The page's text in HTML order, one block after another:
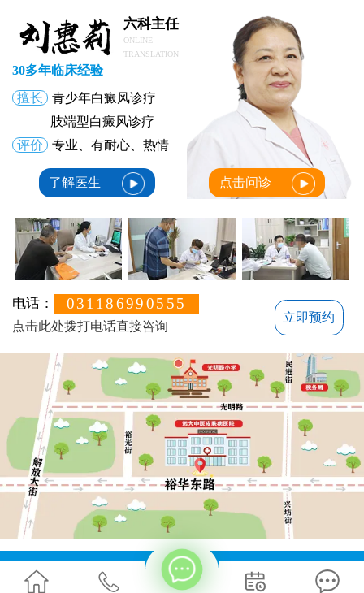
六科主任
ONLINE
TRANSLATION
30多年临床经验
擅长
青少年白癜风诊疗
肢端型白癜风诊疗
评价
专业、有耐心、热情
了解医生 点击问诊
电话： 031186990555
点击此处拨打电话直接咨询
立即预约
地址：石家庄桥西区裕华东路7号
方便说下您的白癜风症状？